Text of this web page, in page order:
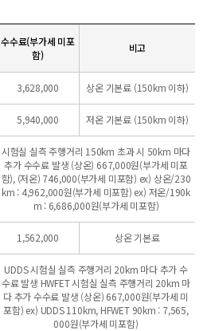
수수료(부가세 미포
함)
비고
3,628,000 상온 기본료 (150km 이하)
5,940,000 저온 기본료 (150km 이하)
시험실 실측 주행거리 150km 초과 시 50km 마다
추가 수수료 발생 (상온) 667,000원(부가세 미포
함), (저온) 746,000(부가세 미포함) ex) 상온/230
km : 4,962,000원(부가세 미포함) ex) 저온/190k
m : 6,686,000원(부가세 미포함)
1,562,000 상온 기본료
UDDS 시험실 실측 주행거리 20km 마다 추가 수
수료 발생 HWFET 시험실 실측 주행거리 20km 마
다 추가 수수료 발생 (상온) 667,000원(부가세 미
포함) ex) UDDS 110km, HFWET 90km : 7,565,
000원(부가세 미포함)